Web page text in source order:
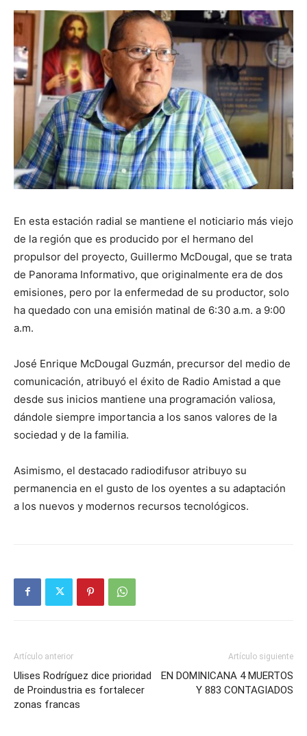
En esta estación radial se mantiene el noticiario más viejo
de la región que es producido por el hermano del
propulsor del proyecto, Guillermo McDougal, que se trata
de Panorama Informativo, que originalmente era de dos
emisiones, pero por la enfermedad de su productor, solo
ha quedado con una emisión matinal de 6:30 a.m. a 9:00
a.m.
José Enrique McDougal Guzmán, precursor del medio de
comunicación, atribuyó el éxito de Radio Amistad a que
desde sus inicios mantiene una programación valiosa,
dándole siempre importancia a los sanos valores de la
sociedad y de la familia.
Asimismo, el destacado radiodifusor atribuyo su
permanencia en el gusto de los oyentes a su adaptación
a los nuevos y modernos recursos tecnológicos.
Artículo anterior
Ulises Rodríguez dice prioridad
de Proindustria es fortalecer
zonas francas
Artículo siguiente
EN DOMINICANA 4 MUERTOS
Y 883 CONTAGIADOS